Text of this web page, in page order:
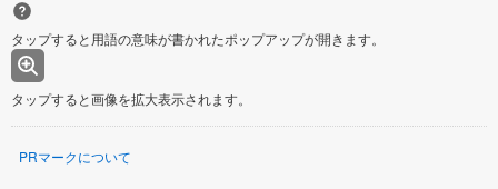
タップすると用語の意味が書かれたポップアップが開きます。
タップすると画像を拡大表示されます。
PRマークについて